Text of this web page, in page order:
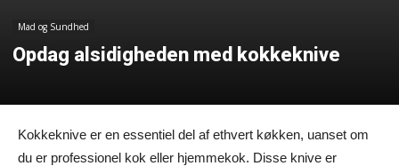
Mad og Sundhed
Opdag alsidigheden med kokkeknive
Kokkeknive er en essentiel del af ethvert køkken, uanset om
du er professionel kok eller hjemmekok. Disse knive er